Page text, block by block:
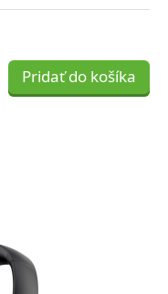
Pridať do košíka